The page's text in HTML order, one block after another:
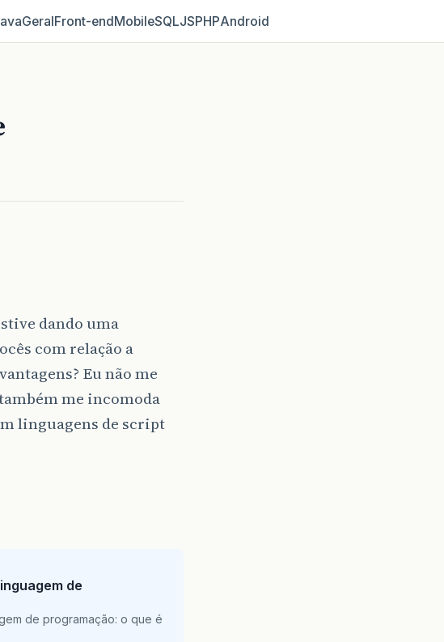
GeralFront‑endMobileSQLJSPHPAndroid
dando uma
com relação a
Eu não me
me incomoda
linguagens de script
de
de programação: o que é